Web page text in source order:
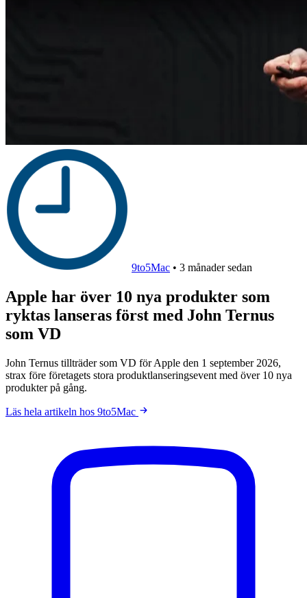
9to5Mac • 3 månader sedan
Apple har över 10 nya produkter som
ryktas lanseras först med John Ternus
som VD
John Ternus tillträder som VD för Apple den 1 september 2026,
strax före företagets stora produktlanseringsevent med över 10 nya
produkter på gång.
Läs hela artikeln hos 9to5Mac